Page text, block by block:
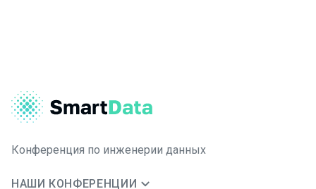
Конференция по инженерии данных
НАШИ КОНФЕРЕНЦИИ